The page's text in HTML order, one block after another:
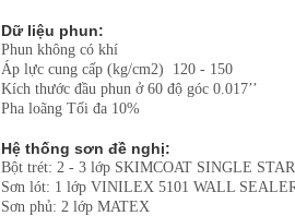
Dữ liệu phun:
Phun không có khí
Áp lực cung cấp (kg/cm2) 120 - 150
Kích thước đầu phun ở 60 độ góc 0.017’’
Pha loãng Tối đa 10%
Hệ thống sơn đề nghị:
Bột trét: 2 - 3 lớp SKIMCOAT SINGLE
Sơn lót: 1 lớp VINILEX 5101 WALL
Sơn phủ: 2 lớp MATEX